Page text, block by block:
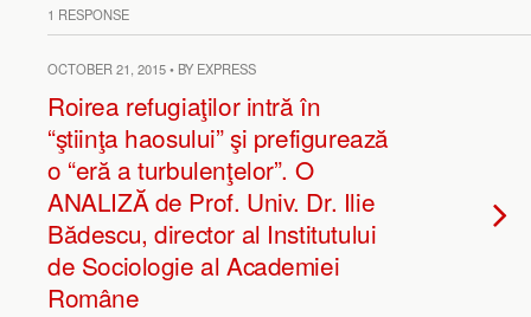
1 RESPONSE
OCTOBER 21, 2015 • BY EXPRESS
Roirea refugiaţilor intră în
“ştiinţa haosului” şi prefigurează
o “eră a turbulenţelor”. O
ANALIZĂ de Prof. Univ. Dr. Ilie
Bădescu, director al Institutului
de Sociologie al Academiei
Române